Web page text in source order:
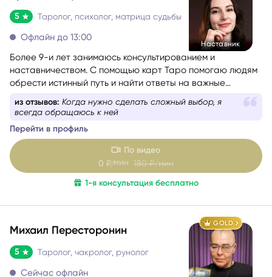
DIAMOND
Кристина Мун
5 Таролог, психолог, матрица судьбы
Офлайн до 13:00
Более 9-и лет занимаюсь консультированием и
наставничеством. С помощью карт Таро помогаю людям
обрести истинный путь и найти ответы на важные
вопросы.
всегда обращаюсь к ней
Перейти в профиль
По видео
0 ₽/мин180 ₽/мин
GOLD
Михаил Пересторонин
5 Таролог, чакролог, рунолог